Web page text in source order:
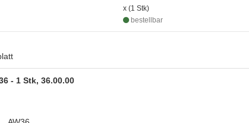
x (1 Stk)
bestellbar
- 1 Stk, 36.00.00